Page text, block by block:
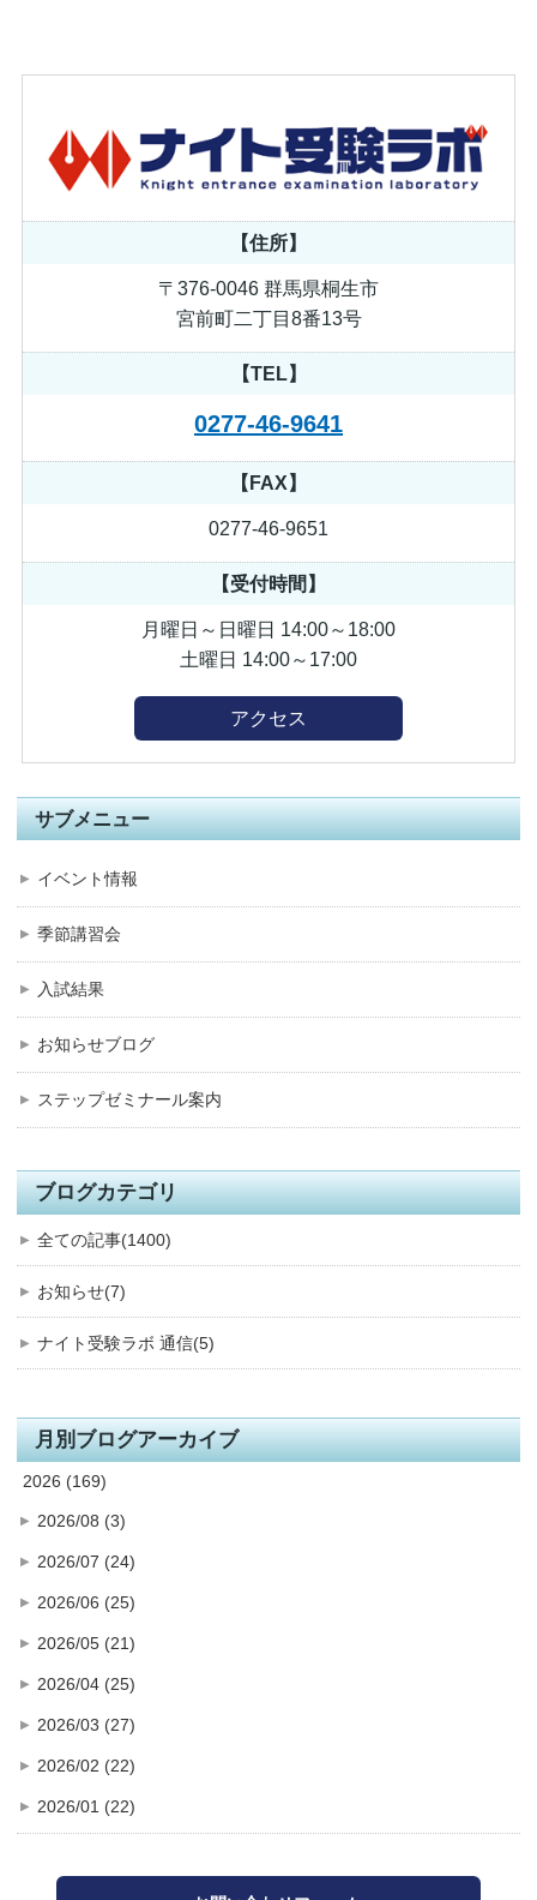
【住所】
〒376-0046 群馬県桐生市
宮前町二丁目8番13号
【TEL】
0277-46-9641
【FAX】
0277-46-9651
【受付時間】
月曜日～日曜日 14:00～18:00
土曜日 14:00～17:00
アクセス
サブメニュー
イベント情報
季節講習会
入試結果
お知らせブログ
ステップゼミナール案内
ブログカテゴリ
全ての記事(1400)
お知らせ(7)
ナイト受験ラボ 通信(5)
月別ブログアーカイブ
2026 (169)
2026/08 (3)
2026/07 (24)
2026/06 (25)
2026/05 (21)
2026/04 (25)
2026/03 (27)
2026/02 (22)
2026/01 (22)